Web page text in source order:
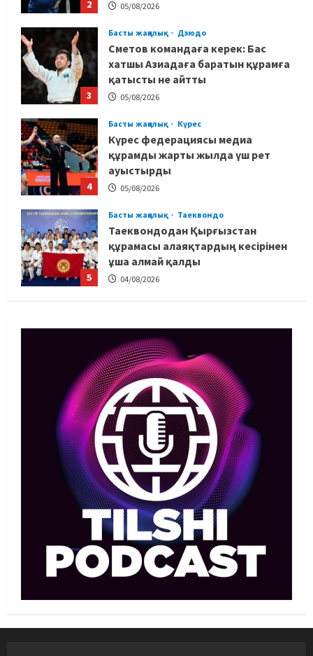
2 05/08/2026
3
Басты жаңалық Дзюдо
Сметов командаға керек: Бас
хатшы Азиадаға баратын құрамға
қатысты не айтты
05/08/2026
4
Басты жаңалық Күрес
Күрес федерациясы медиа
құрамды жарты жылда үш рет
ауыстырды
05/08/2026
5
Басты жаңалық Таеквондо
Таеквондодан Қырғызстан
құрамасы алаяқтардың кесірінен
ұша алмай қалды
04/08/2026
1
федерациясы дағыстандық
маманды тағы да шақыртты
05/08/2026
2
Басты жаңалық Бокс
Санжар Тәшкенбайдың кәсіпқой
рингтегі алғашқы қарсыласы
анықталды
05/08/2026
Басты жаңалық Дзюдо
Сметов командаға керек: Бас
хатшы Азиадаға баратын құрамға
қатысты не айтты
05/08/2026
Басты жаңалық Күрес
ауыстырды